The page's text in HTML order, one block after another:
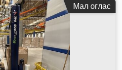
Мал оглас